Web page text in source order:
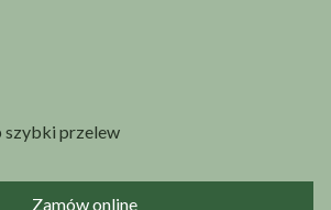
szybki przelew
Zamów online